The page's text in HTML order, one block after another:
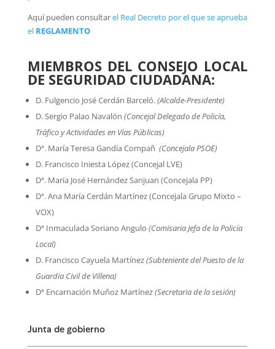
Aquí pueden consultarel Real Decreto por el que se aprueba
el REGLAMENTO
MIEMBROS DEL CONSEJO LOCAL
DE SEGURIDAD CIUDADANA:
D. Fulgencio José Cerdán Barceló.(Alcalde-Presidente)
D. Sergio Palao Navalón (Concejal Delegado de Policía,
Tráfico y Actividades en Vías Públicas)
Dª. María Teresa Gandía Compañ (Concejala PSOE)
D. Francisco Iniesta López (Concejal LVE)
Dª. María José Hernández Sanjuan (Concejala PP)
Dª. Ana María Cerdán Martínez (Concejala Grupo Mixto –
VOX)
Dª Inmaculada Soriano Angulo (Comisaria Jefa de la Policía
Local)
D. Francisco Cayuela Martínez(Subteniente del Puesto de la
Guardia Civil de Villena)
Dª Encarnación Muñoz Martínez(Secretaria de la sesión)
Junta de gobierno